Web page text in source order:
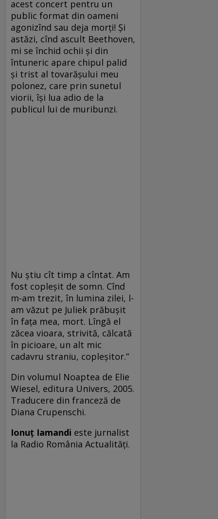
acest concert pentru un
public format din oameni
agonizînd sau deja morţi! Şi
astăzi, cînd ascult Beethoven,
mi se închid ochii şi din
întuneric apare chipul palid
şi trist al tovarăşului meu
polonez, care prin sunetul
viorii, îşi lua adio de la
publicul lui de muribunzi.
Nu ştiu cît timp a cîntat. Am
fost copleşit de somn. Cînd
m-am trezit, în lumina zilei, l-
am văzut pe Juliek prăbuşit
în faţa mea, mort. Lîngă el
zăcea vioara, strivită, călcată
în picioare, un alt mic
cadavru straniu, copleşitor.”
Din volumul Noaptea de Elie
Wiesel, editura Univers, 2005.
Traducere din franceză de
Diana Crupenschi.
Ionuţ Iamandi este jurnalist
la Radio România Actualităţi.